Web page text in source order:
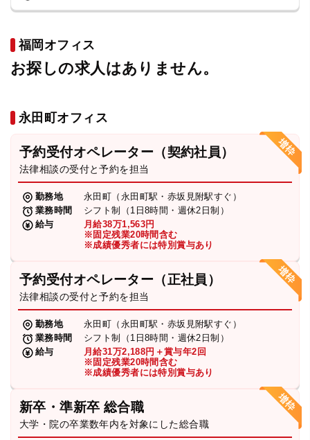
福岡オフィス
お探しの求人はありません。
永田町オフィス
予約受付オペレーター（契約社員）
法律相談の受付と予約を担当
勤務地
永田町（永田町駅・赤坂見附駅すぐ）
業務時間
シフト制（1日8時間・週休2日制）
給与
月給38万1,563円
※固定残業20時間含む
※成績優秀者には特別賞与あり
予約受付オペレーター（正社員）
法律相談の受付と予約を担当
勤務地
永田町（永田町駅・赤坂見附駅すぐ）
業務時間
シフト制（1日8時間・週休2日制）
給与
月給31万2,188円＋賞与年2回
※固定残業20時間含む
※成績優秀者には特別賞与あり
新卒・準新卒 総合職
大学・院の卒業数年内を対象にした総合職